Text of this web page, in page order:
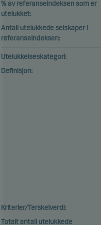
% av referanseindeksen som er
utelukket:
Antall utelukkede selskaper i
referanseindeksen:
Utelukkelseskategori:
Definisjon:
Kriterier/Terskelverdi:
Totalt antall utelukkede